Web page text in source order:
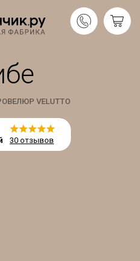
VELUTTO
30 отзывов
Скандинавская